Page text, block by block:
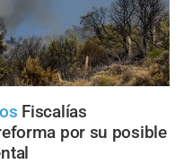
Fiscalías
por su posible